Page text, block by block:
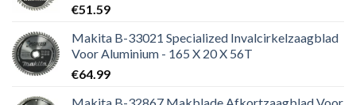
€51.59
Makita B-33021 Specialized Invalcirkelzaagblad
Voor Aluminium - 165 X 20 X 56T
€64.99
Makita B-32867 Makblade Afkortzaagblad Voor